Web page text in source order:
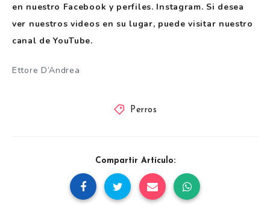
en nuestro Facebook y perfiles. Instagram. Si desea
ver nuestros videos en su lugar, puede visitar nuestro
canal de YouTube.
Ettore D’Andrea
Perros
Compartir Artículo: